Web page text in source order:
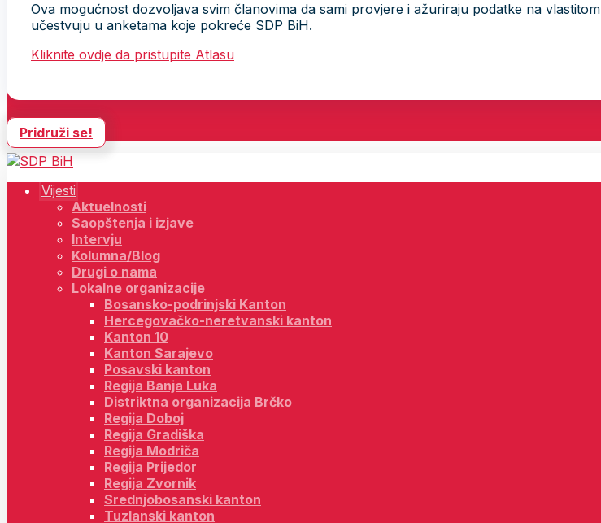
Ova mogućnost dozvoljava svim članovima da sami provjere i ažuriraju podatke na
učestvuju u anketama koje pokreće SDP BiH.
Kliknite ovdje da pristupite Atlasu
Pridruži se!
Vijesti
Aktuelnosti
Saopštenja i izjave
Intervju
Kolumna/Blog
Drugi o nama
Lokalne organizacije
Bosansko-podrinjski Kanton
Hercegovačko-neretvanski kanton
Kanton 10
Kanton Sarajevo
Posavski kanton
Regija Banja Luka
Distriktna organizacija Brčko
Regija Doboj
Regija Gradiška
Regija Modriča
Regija Prijedor
Regija Zvornik
Srednjobosanski kanton
Tuzlanski kanton